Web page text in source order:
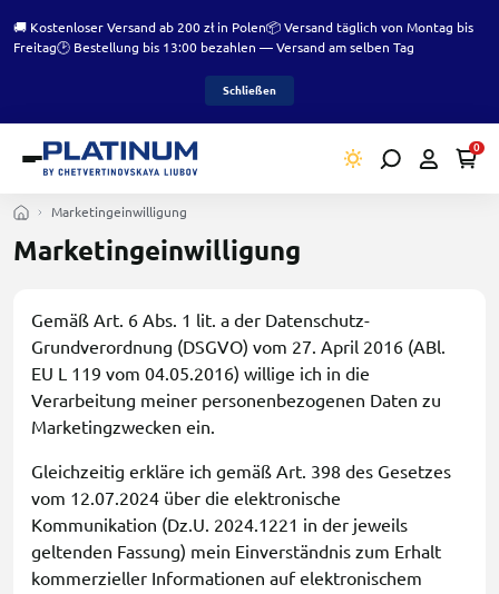
🚚 Kostenloser Versand ab 200 zł in Polen📦 Versand täglich von Montag bis
Freitag🕑 Bestellung bis 13:00 bezahlen — Versand am selben Tag
Schließen
0
Marketingeinwilligung
Marketingeinwilligung
Gemäß Art. 6 Abs. 1 lit. a der Datenschutz-
Grundverordnung (DSGVO) vom 27. April 2016 (ABl.
EU L 119 vom 04.05.2016) willige ich in die
Verarbeitung meiner personenbezogenen Daten zu
Marketingzwecken ein.
Gleichzeitig erkläre ich gemäß Art. 398 des Gesetzes
vom 12.07.2024 über die elektronische
Kommunikation (Dz.U. 2024.1221 in der jeweils
geltenden Fassung) mein Einverständnis zum Erhalt
kommerzieller Informationen auf elektronischem